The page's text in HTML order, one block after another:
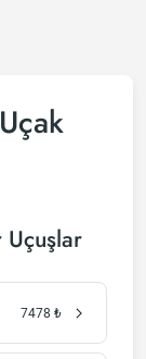
Uçuşlar
7478 ₺